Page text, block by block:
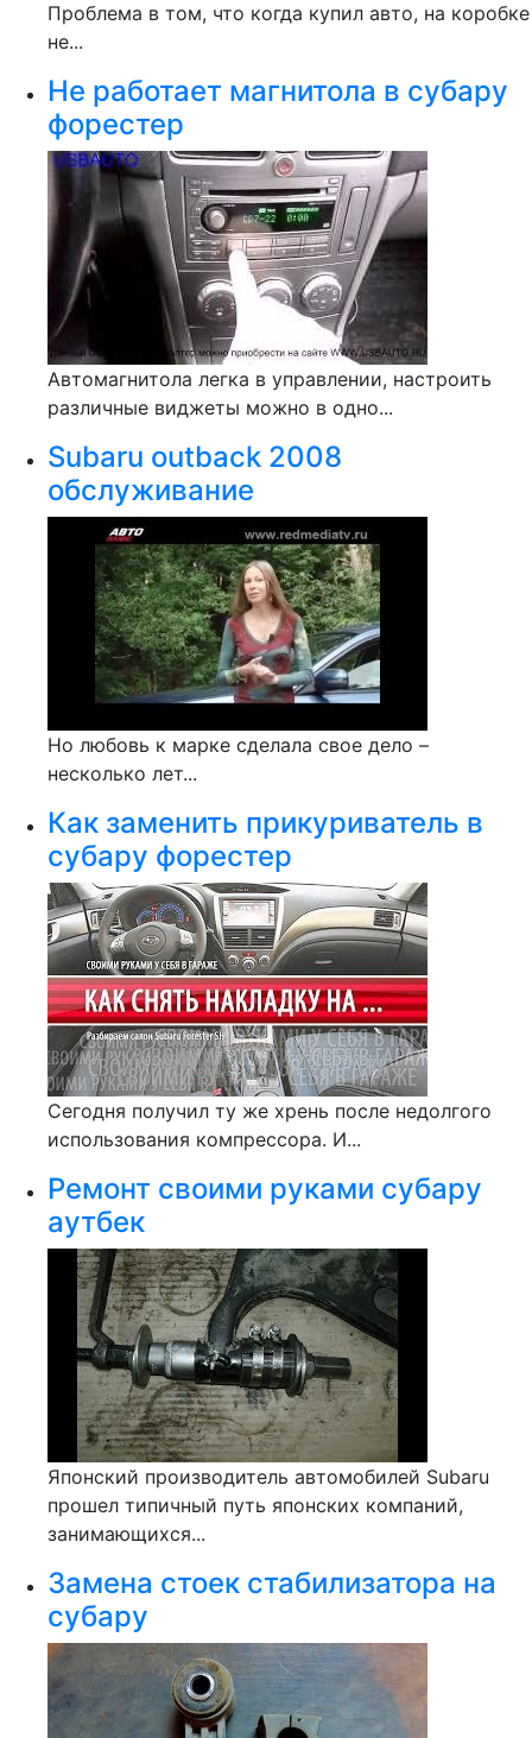
Проблема в том, что когда купил авто, на коробке
не...
Не работает магнитола в субару
форестер
Автомагнитола легка в управлении, настроить
различные виджеты можно в одно...
Subaru outback 2008
обслуживание
Но любовь к марке сделала свое дело –
несколько лет...
Как заменить прикуриватель в
субару форестер
Сегодня получил ту же хрень после недолгого
использования компрессора. И...
Ремонт своими руками субару
аутбек
Японский производитель автомобилей Subaru
прошел типичный путь японских компаний,
занимающихся...
Замена стоек стабилизатора на
субару